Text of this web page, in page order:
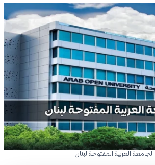
الجامعة العربية المفتوحة لبنان